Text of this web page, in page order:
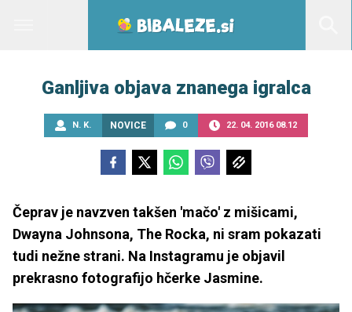
Ganljiva objava znanega igralca
N. K. NOVICE 0 22. 04. 2016 08.12
Čeprav je navzven takšen 'mačo' z mišicami,
Dwayna Johnsona, The Rocka, ni sram pokazati
tudi nežne strani. Na Instagramu je objavil
prekrasno fotografijo hčerke Jasmine.